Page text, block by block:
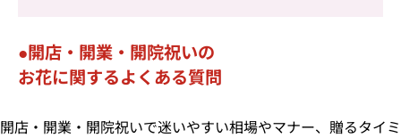
開店・開業・開院祝いの
お花に関するよくある質問
開店・開業・開院祝いで迷いやすい相場やマナー、贈るタイミ